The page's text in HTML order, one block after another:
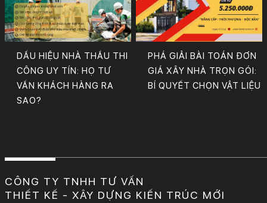
DẤU HIỆU NHÀ THẦU THI
CÔNG UY TÍN: HỌ TƯ
VẤN KHÁCH HÀNG RA
SAO?
PHÁ GIẢI BÀI TOÁN ĐƠN
GIÁ XÂY NHÀ TRỌN GÓI:
BÍ QUYẾT CHỌN VẬT LIỆU
CÔNG TY TNHH TƯ VẤN
THIẾT KẾ - XÂY DỰNG KIẾN TRÚC MỚI